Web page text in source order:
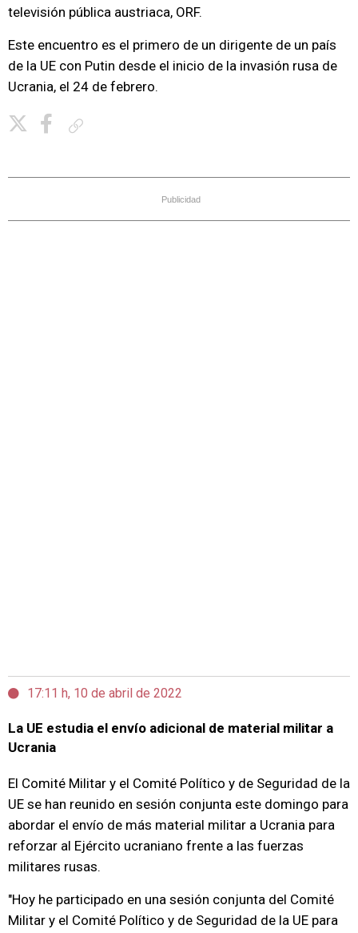
televisión pública austriaca, ORF.
Este encuentro es el primero de un dirigente de un país
de la UE con Putin desde el inicio de la invasión rusa de
Ucrania, el 24 de febrero.
Publicidad
17:11 h, 10 de abril de 2022
La UE estudia el envío adicional de material militar a
Ucrania
El Comité Militar y el Comité Político y de Seguridad de la
UE se han reunido en sesión conjunta este domingo para
abordar el envío de más material militar a Ucrania para
reforzar al Ejército ucraniano frente a las fuerzas
militares rusas.
"Hoy he participado en una sesión conjunta del Comité
Militar y el Comité Político y de Seguridad de la UE para